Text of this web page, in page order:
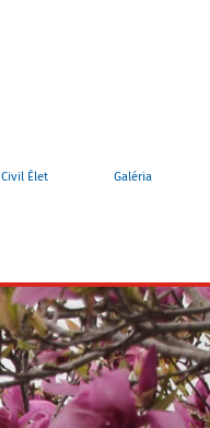
Civil Élet Galéria